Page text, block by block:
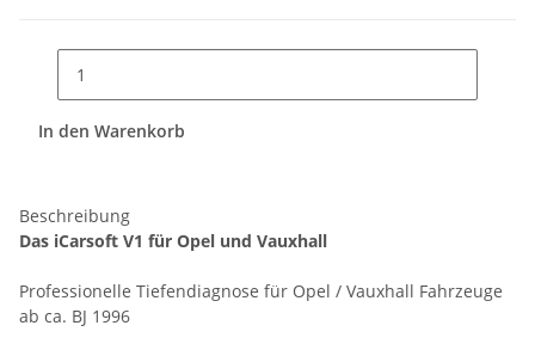
In den Warenkorb
Beschreibung
Das iCarsoft V1 für Opel und Vauxhall
Professionelle Tiefendiagnose für Opel / Vauxhall Fahrzeuge
ab ca. BJ 1996